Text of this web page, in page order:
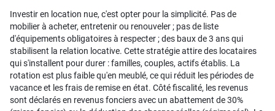
Investir en location nue, c'est opter pour la simplicité. Pas de
mobilier à acheter, entretenir ou renouveler ; pas de liste
d'équipements obligatoires à respecter ; des baux de 3 ans qui
stabilisent la relation locative. Cette stratégie attire des locataires
qui s'installent pour durer : familles, couples, actifs établis. La
rotation est plus faible qu'en meublé, ce qui réduit les périodes de
vacance et les frais de remise en état. Côté fiscalité, les revenus
sont déclarés en revenus fonciers avec un abattement de 30%